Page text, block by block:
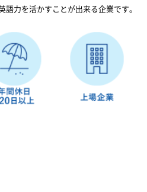
力を活かすことが出来る企業です。